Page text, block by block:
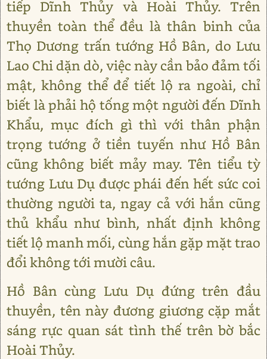
tiếp Dĩnh Thủy và Hoài Thủy. Trên
thuyền toàn thể đều là thân binh của
Thọ Dương trấn tướng Hồ Bân, do Lưu
Lao Chi dặn dò, việc này cần bảo đảm tối
mật, không thể để tiết lộ ra ngoài, chỉ
biết là phải hộ tống một người đến Dĩnh
Khẩu, mục đích gì thì với thân phận
trọng tướng ở tiền tuyến như Hồ Bân
cũng không biết mảy may. Tên tiểu tỳ
tướng Lưu Dụ được phái đến hết sức coi
thường người ta, ngay cả với hắn cũng
thủ khẩu như bình, nhất định không
tiết lộ manh mối, cùng hắn gặp mặt trao
đổi không tới mười câu.
Hồ Bân cùng Lưu Dụ đứng trên đầu
thuyền, tên này đương giương cặp mắt
sáng rực quan sát tình thế trên bờ bắc
Hoài Thủy.